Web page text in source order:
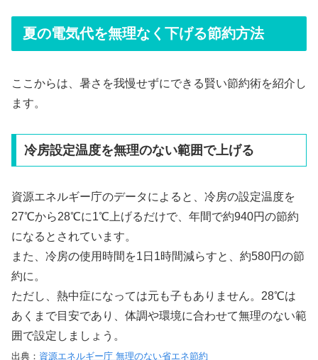
夏の電気代を無理なく下げる節約方法
ここからは、暑さを我慢せずにできる賢い節約術を紹介し
ます。
冷房設定温度を無理のない範囲で上げる
資源エネルギー庁のデータによると、冷房の設定温度を
27℃から28℃に1℃上げるだけで、年間で約940円の節約
になるとされています。
また、冷房の使用時間を1日1時間減らすと、約580円の節
約に。
ただし、熱中症になっては元も子もありません。28℃は
あくまで目安であり、体調や環境に合わせて無理のない範
囲で設定しましょう。
出典： 資源エネルギー庁 無理のない省エネ節約